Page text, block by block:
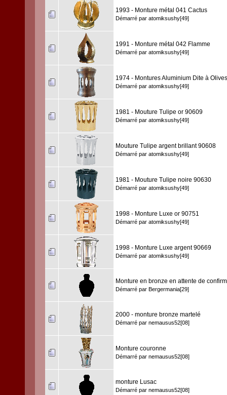
1993 - Monture métal 041 Cactus
Démarré par atomiksushy[49]
1991 - Monture métal 042 Flamme
Démarré par atomiksushy[49]
1974 - Montures Aluminium Dite à Olives
Démarré par atomiksushy[49]
1981 - Mouture Tulipe or 90609
Démarré par atomiksushy[49]
Mouture Tulipe argent brillant 90608
Démarré par atomiksushy[49]
1981 - Mouture Tulipe noire 90630
Démarré par atomiksushy[49]
1998 - Monture Luxe or 90751
Démarré par atomiksushy[49]
1998 - Monture Luxe argent 90669
Démarré par atomiksushy[49]
Monture en bronze en attente de
Démarré par Bergermania[29]
2000 - monture bronze martelé
Démarré par nemausus52[08]
Monture couronne
Démarré par nemausus52[08]
monture Lusac
Démarré par nemausus52[08]